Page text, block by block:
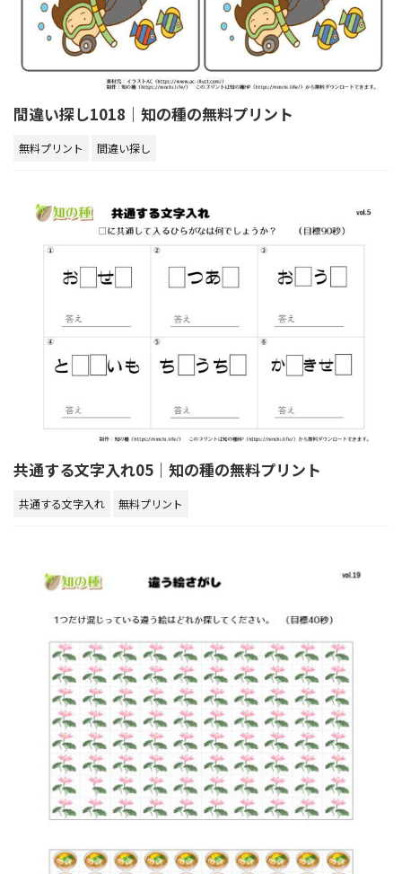
間違い探し1018｜知の種の無料プリント
無料プリント 間違い探し
共通する文字入れ05｜知の種の無料プリント
共通する文字入れ 無料プリント